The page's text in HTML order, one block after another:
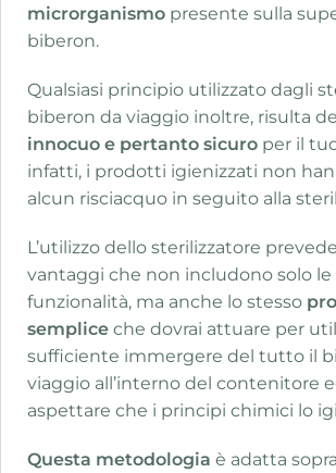
microrganismo presente sulla
biberon.
Qualsiasi principio utilizzato dagli
biberon da viaggio inoltre, risulta
innocuo e pertanto sicuro per il
infatti, i prodotti igienizzati non
alcun risciacquo in seguito alla
L’utilizzo dello sterilizzatore
vantaggi che non includono solo le
funzionalità, ma anche lo stesso
semplice che dovrai attuare per
sufficiente immergere del tutto il
viaggio all’interno del contenitore
aspettare che i principi chimici lo
Questa metodologia è adatta